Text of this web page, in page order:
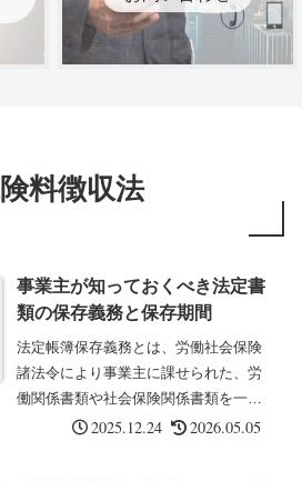
料徴収法
事業主が知っておくべき法定書
類の保存義務と保存期間
法定帳簿保存義務とは、労働社会保険
諸法令により事業主に課せられた、労
働関係書類や社会保険関係書類を一定
期間保存する義務です。労働基準法第
2025.12.24 2026.05.05